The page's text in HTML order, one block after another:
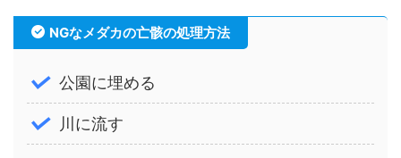
NGなメダカの亡骸の処理方法
公園に埋める
川に流す